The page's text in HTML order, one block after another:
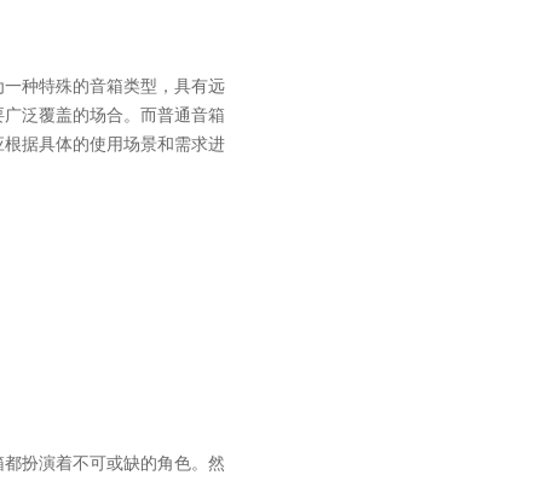
种特殊的音箱类型，具有远
泛覆盖的场合。而普通音箱
据具体的使用场景和需求进
扮演着不可或缺的角色。然